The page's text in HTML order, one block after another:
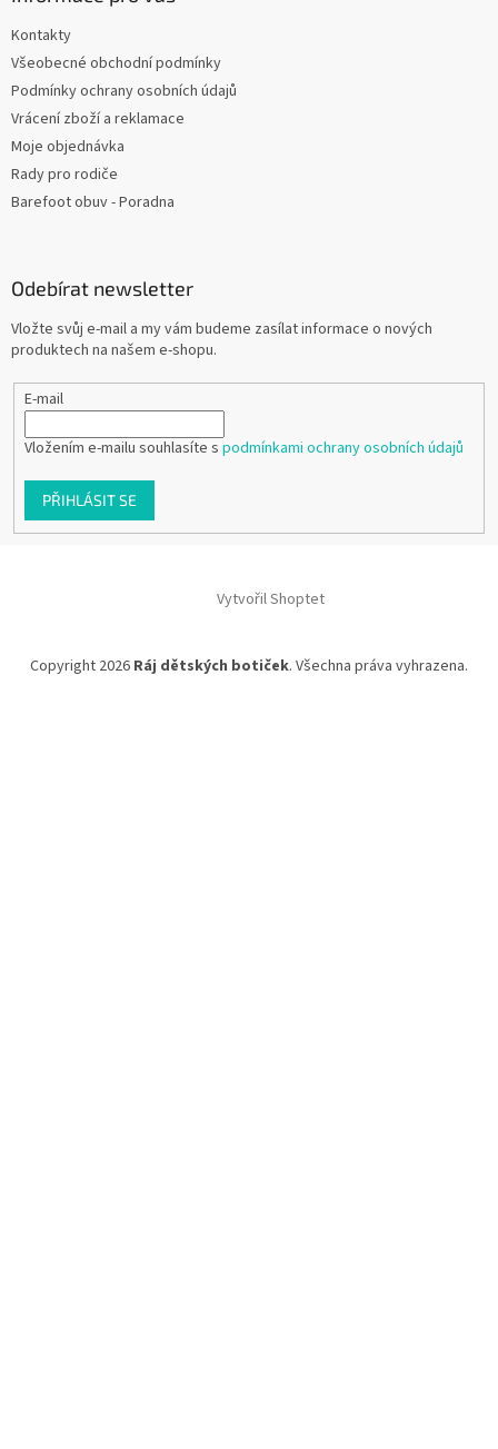
Kontakty
Všeobecné obchodní podmínky
Podmínky ochrany osobních údajů
Vrácení zboží a reklamace
Moje objednávka
Rady pro rodiče
Barefoot obuv - Poradna
Odebírat newsletter
Vložte svůj e-mail a my vám budeme zasílat informace o nových
produktech na našem e-shopu.
E-mail
Vložením e-mailu souhlasíte s podmínkami ochrany osobních údajů
PŘIHLÁSIT SE
Vytvořil Shoptet
Copyright 2026 Ráj dětských botiček. Všechna práva vyhrazena.